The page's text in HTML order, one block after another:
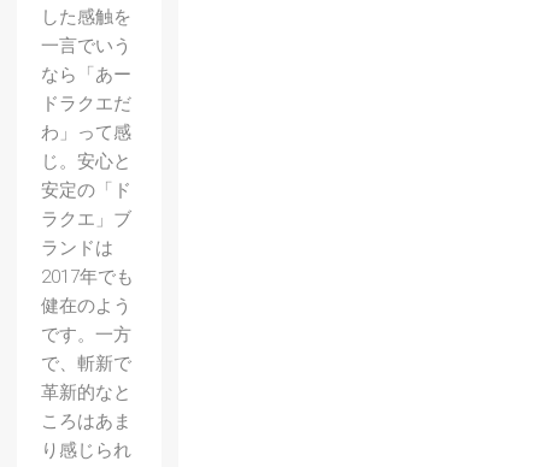
した感触を
一言でいう
なら「あー
ドラクエだ
わ」って感
じ。安心と
安定の「ド
ラクエ」ブ
ランドは
2017年でも
健在のよう
です。一方
で、斬新で
革新的なと
ころはあま
り感じられ